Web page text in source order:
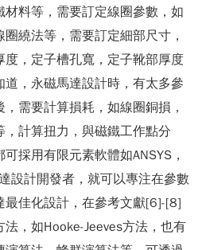
料等，需要訂定線圈參數，如
繞法等，需要訂定細部尺寸，
，定子槽孔寬，定子靴部厚度
，永磁馬達設計時，有太多參
需要計算損耗，如線圈銅損，
計算扭力，與磁鐵工作點分
採用有限元素軟體如ANSYS，
設計開發者，就可以專注在參數
最佳化設計，在參考文獻[6]-[8]
，如Hooke-Jeeves方法，也有